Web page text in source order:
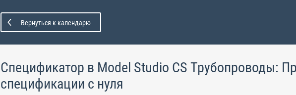
Вернуться к календарю
Спецификатор в Model Studio CS Трубопроводы:
спецификации с нуля